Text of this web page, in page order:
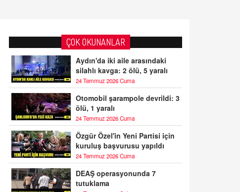
ÇOK OKUNANLAR
Aydın'da iki aile arasındaki
silahlı kavga: 2 ölü, 5 yaralı
24 Temmuz 2026 Cuma
Otomobil şarampole devrildi: 3
ölü, 1 yaralı
24 Temmuz 2026 Cuma
Özgür Özel'in Yeni Partisi için
kuruluş başvurusu yapıldı
24 Temmuz 2026 Cuma
DEAŞ operasyonunda 7
tutuklama